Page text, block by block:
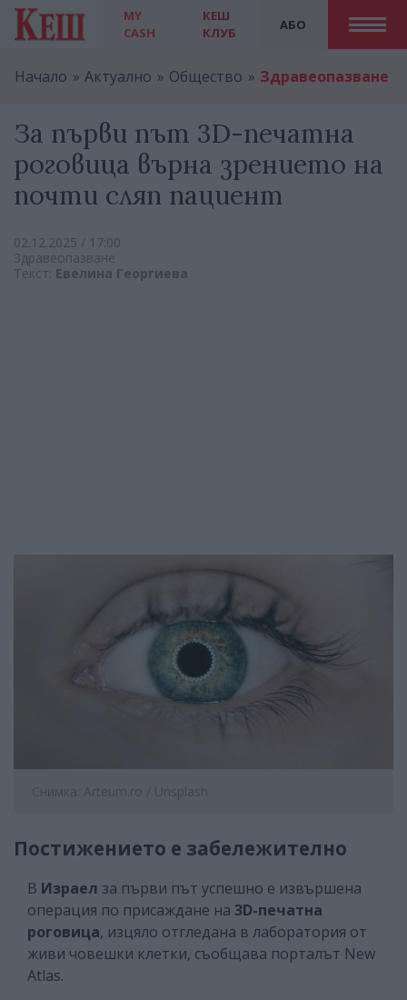
MY
CASH
АБО
КЕШ
КЛУБ
Начало Актуално Общество Здравеопазване
За първи път 3D-печатна
роговица върна зрението на
почти сляп пациент
02.12.2025 / 17:00
Здравеопазване
Текст: Евелина Георгиева
Снимка: Arteum.ro / Unsplash
Постижението е забележително
В Израел за първи път успешно е извършена
операция по присаждане на 3D-печатна
роговица, изцяло отгледана в лаборатория от
живи човешки клетки, съобщава порталът New
Atlas.